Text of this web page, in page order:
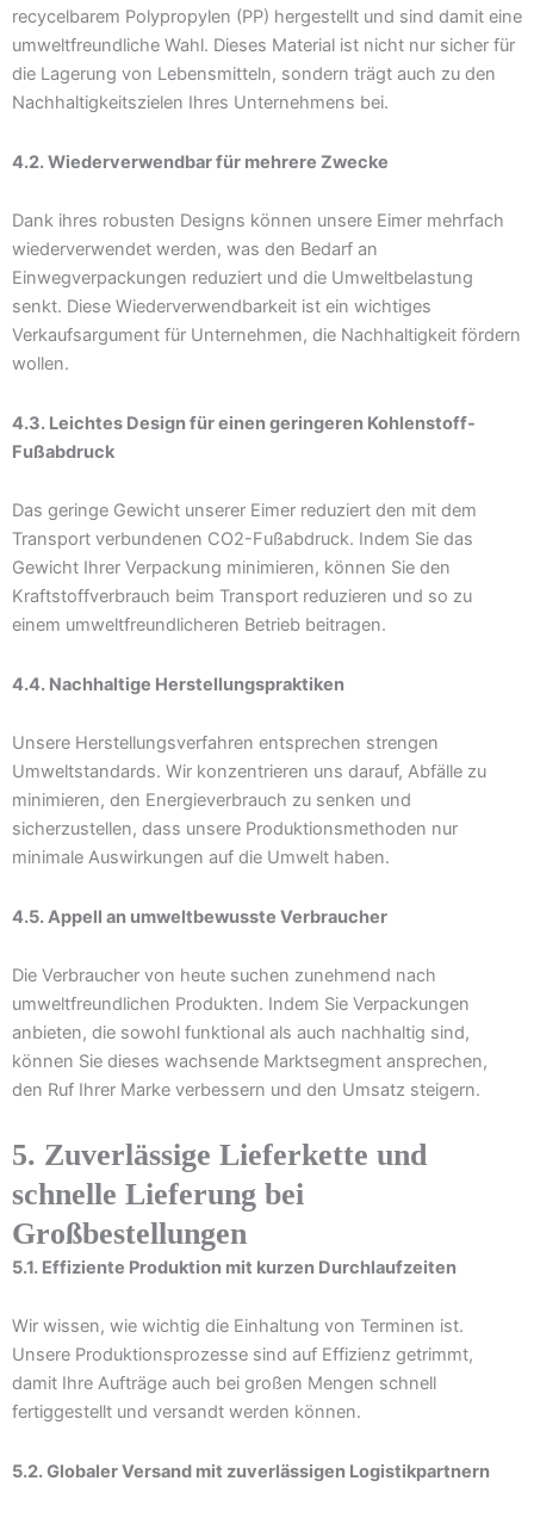
recycelbarem Polypropylen (PP) hergestellt und sind damit eine
umweltfreundliche Wahl. Dieses Material ist nicht nur sicher für
die Lagerung von Lebensmitteln, sondern trägt auch zu den
Nachhaltigkeitszielen Ihres Unternehmens bei.
4.2. Wiederverwendbar für mehrere Zwecke
Dank ihres robusten Designs können unsere Eimer mehrfach
wiederverwendet werden, was den Bedarf an
Einwegverpackungen reduziert und die Umweltbelastung
senkt. Diese Wiederverwendbarkeit ist ein wichtiges
Verkaufsargument für Unternehmen, die Nachhaltigkeit fördern
wollen.
4.3. Leichtes Design für einen geringeren Kohlenstoff-
Fußabdruck
Das geringe Gewicht unserer Eimer reduziert den mit dem
Transport verbundenen CO2-Fußabdruck. Indem Sie das
Gewicht Ihrer Verpackung minimieren, können Sie den
Kraftstoffverbrauch beim Transport reduzieren und so zu
einem umweltfreundlicheren Betrieb beitragen.
4.4. Nachhaltige Herstellungspraktiken
Unsere Herstellungsverfahren entsprechen strengen
Umweltstandards. Wir konzentrieren uns darauf, Abfälle zu
minimieren, den Energieverbrauch zu senken und
sicherzustellen, dass unsere Produktionsmethoden nur
minimale Auswirkungen auf die Umwelt haben.
4.5. Appell an umweltbewusste Verbraucher
Die Verbraucher von heute suchen zunehmend nach
umweltfreundlichen Produkten. Indem Sie Verpackungen
anbieten, die sowohl funktional als auch nachhaltig sind,
können Sie dieses wachsende Marktsegment ansprechen,
den Ruf Ihrer Marke verbessern und den Umsatz steigern.
5. Zuverlässige Lieferkette und
schnelle Lieferung bei
Großbestellungen
5.1. Effiziente Produktion mit kurzen Durchlaufzeiten
Wir wissen, wie wichtig die Einhaltung von Terminen ist.
Unsere Produktionsprozesse sind auf Effizienz getrimmt,
damit Ihre Aufträge auch bei großen Mengen schnell
fertiggestellt und versandt werden können.
5.2. Globaler Versand mit zuverlässigen Logistikpartnern